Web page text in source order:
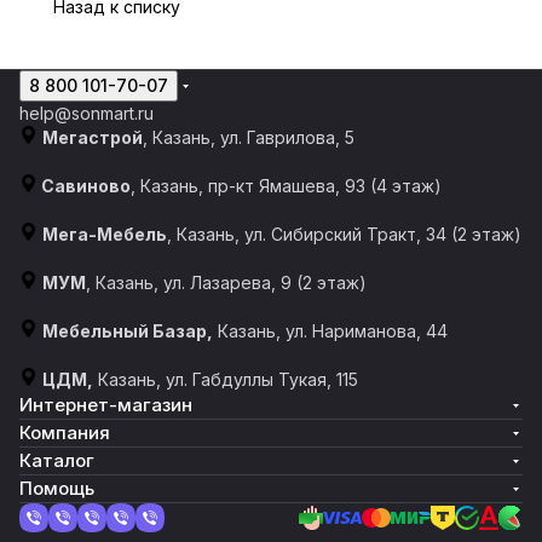
Назад к списку
8 800 101-70-07
help@sonmart.ru
Мегастрой , Казань, ул. Гаврилова, 5
Савиново , Казань, пр-кт Ямашева, 93 (4 этаж)
Мега-Мебель , Казань, ул. Сибирский Тракт, 34 (2 этаж)
МУМ , Казань, ул. Лазарева, 9 (2 этаж)
Мебельный Базар, Казань, ул. Нариманова, 44
ЦДМ, Казань, ул. Габдуллы Тукая, 115
Интернет-магазин
Компания
Каталог
Помощь